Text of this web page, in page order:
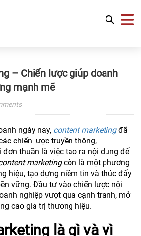
– Chiến lược giúp doanh
mạnh mẽ
ngày nay, content marketingđã
chiến lược truyền thông,
đơn thuần là việc tạo ra nội dung để
marketingcòn là một phương
hiệu, tạo dựng niềm tin và thúc đẩy
vững. Đầu tư vào chiến lược nội
nghiệp vượt qua cạnh tranh, mở
cao giá trị thương hiệu.
là gì và vì